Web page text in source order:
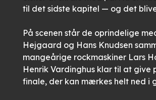
til det sidste kapitel — og det
På scenen står de oprindelige
Hejgaard og Hans Knudsen
mangeårige rockmaskiner Lars
Henrik Vardinghus klar til at give
finale, der kan mærkes helt ned i